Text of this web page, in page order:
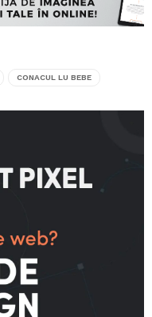
CONACUL LU BEBE